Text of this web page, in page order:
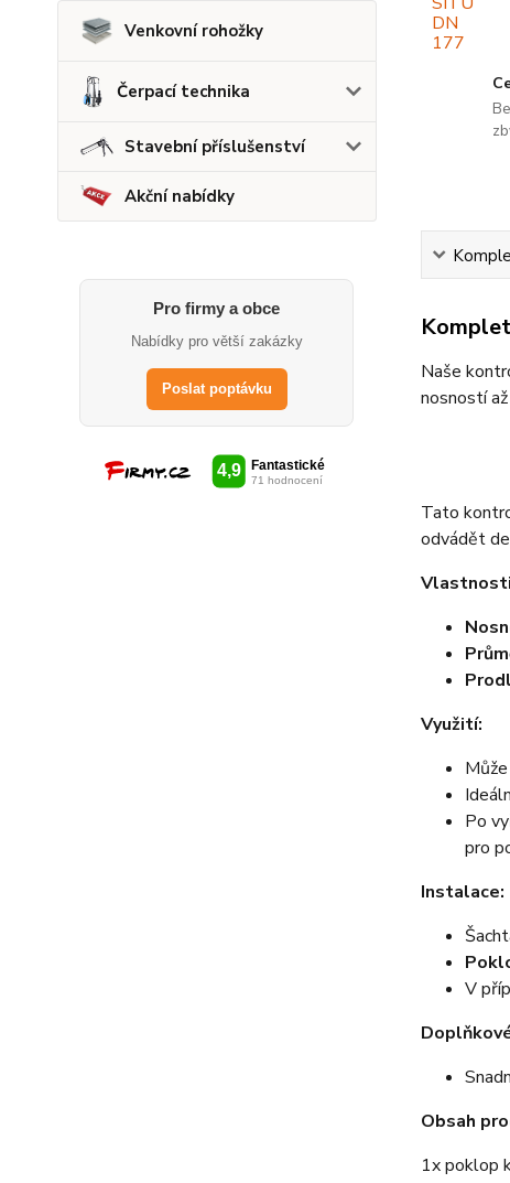
Venkovní rohožky
Čerpací technika
Stavební příslušenství
Akční nabídky
Pro firmy a obce
Nabídky pro větší zakázky
Poslat poptávku
Naše
nosností
Tato
odvádět
Využití:
Po
pro
Instalace:
V
Obsah
1x poklop